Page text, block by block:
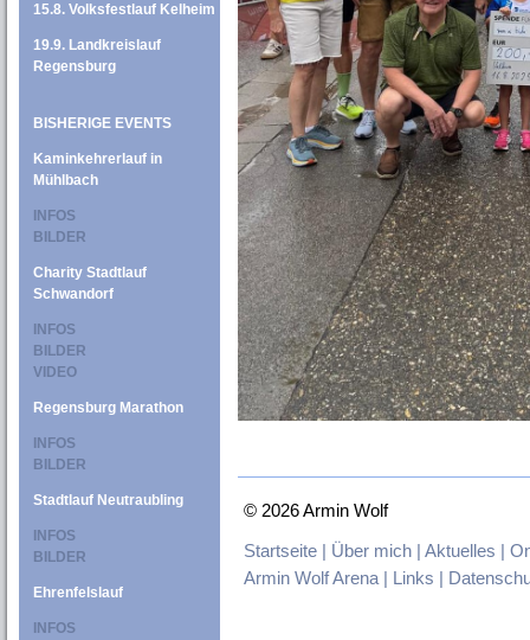
15.8. Volksfestlauf Kelheim
19.9. Landkreislauf
Regensburg
BISHERIGE EVENTS
Kaminkehrerlauf in
Mühlbach
INFOS
BILDER
Charity Stadtlauf
Schwandorf
INFOS
BILDER
VIDEO
Regensburg Marathon
INFOS
BILDER
Stadtlauf Neutraubling
INFOS
BILDER
Ehrenfelslauf
INFOS
© 2026 Armin Wolf
Startseite | Über mich | Aktuelles |
Armin Wolf Arena | Links |